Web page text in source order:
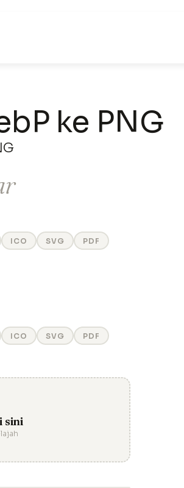
ke PNG
ICO SVG
PDF
ICO SVG
PDF
sini